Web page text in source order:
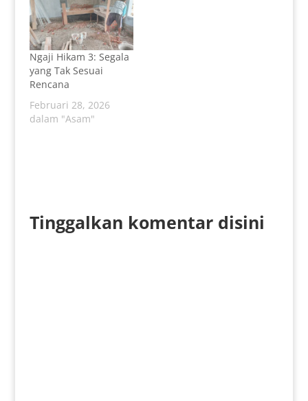
Ngaji Hikam 3: Segala
yang Tak Sesuai
Rencana
Februari 28, 2026
dalam "Asam"
Tinggalkan komentar disini